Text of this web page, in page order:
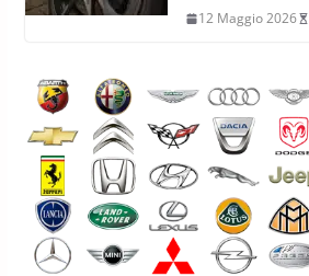
12 Maggio 2026